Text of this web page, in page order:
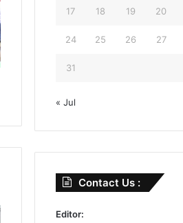
17 18 19 20
24 25 26 27
31
« Jul
Contact Us :
Editor: